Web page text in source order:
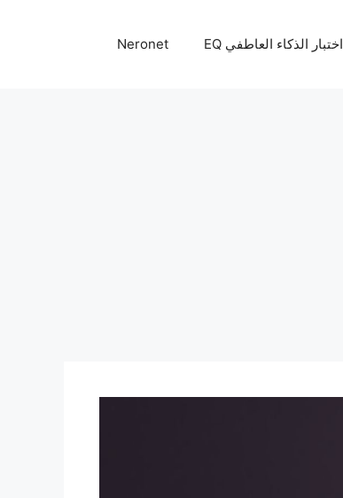
اختبار الذكاء العاطفي EQ Neronet